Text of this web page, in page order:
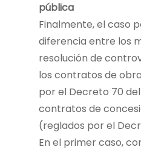
pública
Finalmente, el caso
diferencia entre los
resolución de
los contratos de
por el Decreto 70
contratos de
(reglados por el
En el primer caso,